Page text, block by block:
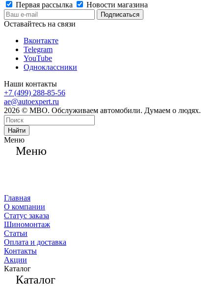
Первая рассылка
Новости магазина
Оставайтесь на связи
Вконтакте
Telegram
YouTube
Одноклассники
Наши контакты
+7 (499) 288-85-56
ae@autoexpert.ru
2026 © МВО. Обслуживаем автомобили. Думаем о людях.
Найти
Меню
Меню
Главная
О компании
Статус заказа
Шиномонтаж
Статьи
Оплата и доставка
Контакты
Акции
Каталог
Каталог